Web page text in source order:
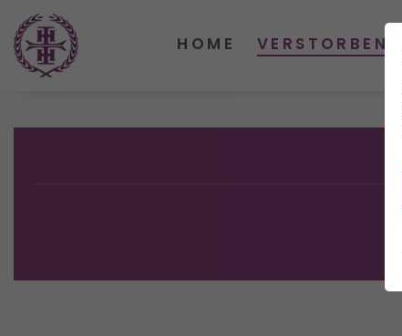
HOME VERSTORBENE